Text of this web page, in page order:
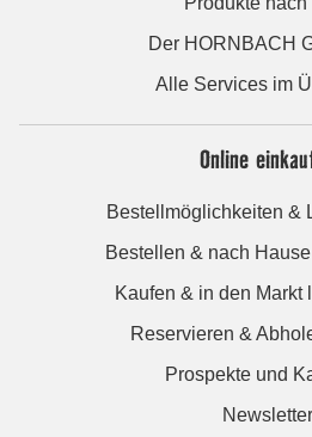
Der HORNBACH
Alle Services im
Online
Bestellmöglichkeiten &
Bestellen & nach
Kaufen & in den Markt
Reservieren &
Prospekte und
Newsletter